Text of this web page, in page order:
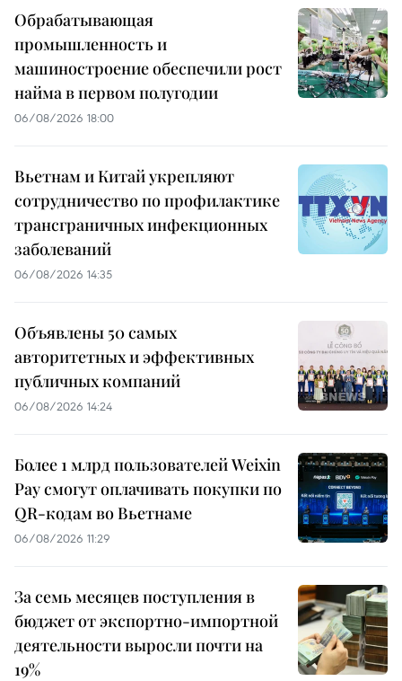
Обрабатывающая
промышленность и
машиностроение обеспечили рост
найма в первом полугодии
06/08/2026 18:00
Вьетнам и Китай укрепляют
сотрудничество по профилактике
трансграничных инфекционных
заболеваний
06/08/2026 14:35
Объявлены 50 самых
авторитетных и эффективных
публичных компаний
06/08/2026 14:24
Более 1 млрд пользователей Weixin
Pay смогут оплачивать покупки по
QR-кодам во Вьетнаме
06/08/2026 11:29
За семь месяцев поступления в
бюджет от экспортно-импортной
деятельности выросли почти на
19%